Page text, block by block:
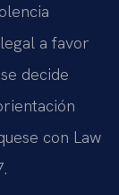
a favor
decide
con Law